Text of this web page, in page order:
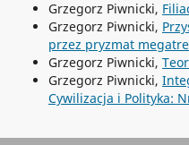
Grzegorz Piwnicki,
Grzegorz Piwnicki,
przez pryzmat
Grzegorz Piwnicki,
Grzegorz Piwnicki,
Cywilizacja i Polityka: